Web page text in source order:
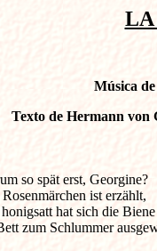
LA
Música
Texto de Hermann von
so spät erst, Georgine?
ist erzählt,
hat sich die Biene
zum Schlummer